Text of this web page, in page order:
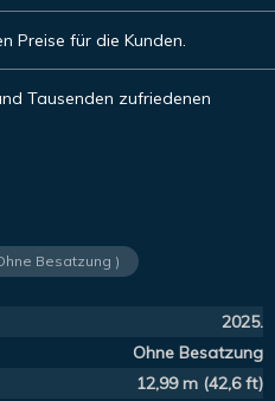
Preise für die Kunden.
Tausenden zufriedenen
Besatzung )
2025.
Ohne Besatzung
12,99 m (42,6 ft)